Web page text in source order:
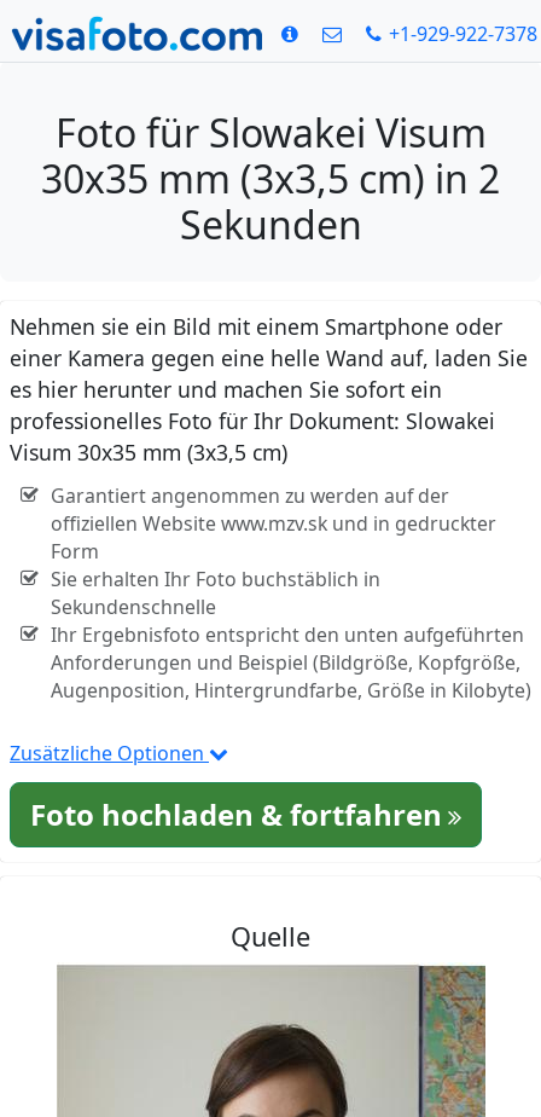
+1-929-922-7378
Foto für Slowakei Visum
30x35 mm (3x3,5 cm) in 2
Sekunden
Nehmen sie ein Bild mit einem Smartphone oder
einer Kamera gegen eine helle Wand auf, laden Sie
es hier herunter und machen Sie sofort ein
professionelles Foto für Ihr Dokument: Slowakei
Visum 30x35 mm (3x3,5 cm)
Garantiert angenommen zu werden auf der
offiziellen Website www.mzv.sk und in gedruckter
Form
Sie erhalten Ihr Foto buchstäblich in
Sekundenschnelle
Ihr Ergebnisfoto entspricht den unten aufgeführten
Anforderungen und Beispiel (Bildgröße, Kopfgröße,
Augenposition, Hintergrundfarbe, Größe in Kilobyte)
Zusätzliche Optionen
Foto hochladen & fortfahren
Quelle